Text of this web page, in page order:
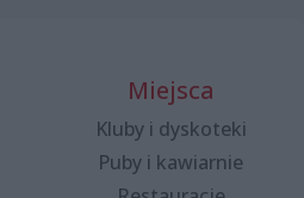
Miejsca
Kluby i dyskoteki
Puby i kawiarnie